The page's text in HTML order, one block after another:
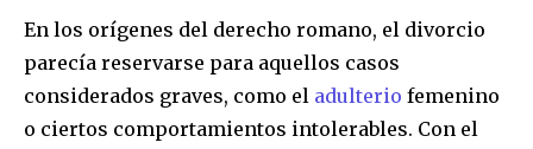
Únete a nuestra comunidad de
suscriptores y sé parte de la
conversación.
Para suscribirte, solo escribe tu dirección de correo eletrónico
En los orígenes del derecho romano, el divorcio
parecía reservarse para aquellos casos
considerados graves, como el adulterio femenino
o ciertos comportamientos intolerables. Con el